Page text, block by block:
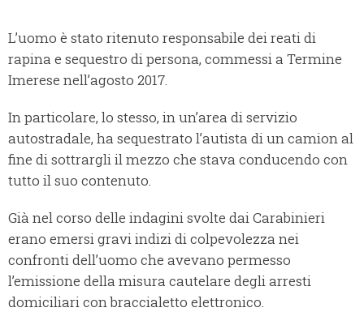
L’uomo è stato ritenuto responsabile dei reati di
rapina e sequestro di persona, commessi a Termine
Imerese nell’agosto 2017.
In particolare, lo stesso, in un’area di servizio
autostradale, ha sequestrato l’autista di un camion al
fine di sottrargli il mezzo che stava conducendo con
tutto il suo contenuto.
Già nel corso delle indagini svolte dai Carabinieri
erano emersi gravi indizi di colpevolezza nei
confronti dell’uomo che avevano permesso
l’emissione della misura cautelare degli arresti
domiciliari con braccialetto elettronico.